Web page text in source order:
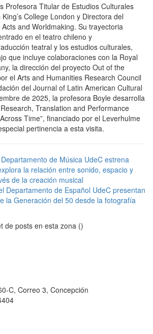
Profesora Titular de Estudios Culturales
College London y Directora del
and Worldmaking. Su trayectoria
en el teatro chileno y
teatral y los estudios culturales,
que incluye colaboraciones con la Royal
la dirección del proyecto Out of the
el Arts and Humanities Research Council
del Journal of Latin American Cultural
de 2025, la profesora Boyle desarrolla
Translation and Performance
Time”, financiado por el Leverhulme
pertinencia a esta visita.
de Música UdeC estrena
la relación entre sonido, espacio y
de la creación musical
Departamento de Español UdeC presentan
la Generación del 50 desde la fotografía
de posts en esta zona ()
C, Correo 3, Concepción